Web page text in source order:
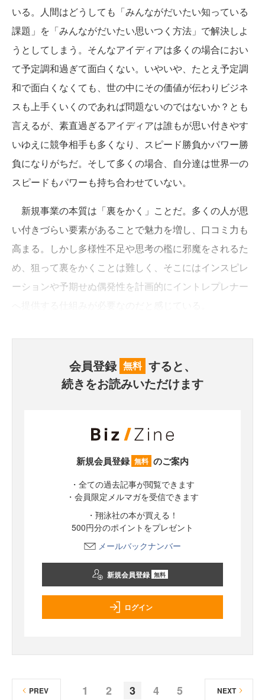
いる。人間はどうしても「みんながだいたい知っている
課題」を「みんながだいたい思いつく方法」で解決しよ
うとしてしまう。そんなアイディアは多くの場合におい
て予定調和過ぎて面白くない。いやいや、たとえ予定調
和で面白くなくても、世の中にその価値が伝わりビジネ
スも上手くいくのであれば問題ないのではないか？とも
言えるが、素直過ぎるアイディアは誰もが思い付きやす
いゆえに競争相手も多くなり、スピード勝負かパワー勝
負になりがちだ。そして多くの場合、自分達は世界一の
スピードもパワーも持ち合わせていない。
新規事業の本質は「裏をかく」ことだ。多くの人が思
い付きづらい要素があることで魅力を増し、口コミ力も
高まる。しかし多様性不足や思考の檻に邪魔をされるた
め、狙って裏をかくことは難しく、そこにはインスピレ
ーションや予期せぬ偶発性を計画的にイントレプレナー
会員登録 無料 すると、
続きをお読みいただけます
新規会員登録 無料 のご案内
・全ての過去記事が閲覧できます
・会員限定メルマガを受信できます
・翔泳社の本が買える！
500円分のポイントをプレゼント
メールバックナンバー
新規会員登録 無料
ログイン
1 2 3 4 5
PREV NEXT